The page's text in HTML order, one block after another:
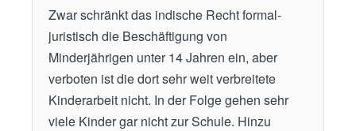
b
e
K
i
n
Zwar schränkt das indische Recht formal-
juristisch die Beschäftigung von
Minderjährigen unter 14 Jahren ein, aber
verboten ist die dort sehr weit verbreitete
Kinderarbeit nicht. In der Folge gehen sehr
viele Kinder gar nicht zur Schule. Hinzu